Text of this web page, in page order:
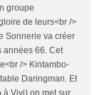
groupe
de leurs<br />
Sonnerie va créer
années 66. Cet
/> Kintambo-
Daringman. Et
à Vivi) on met sur